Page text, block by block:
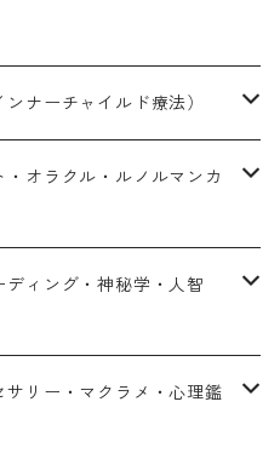
ナーチャイルド療法）
制）
オラクル・ルノルマンカ
・予約制）
ィング・神秘学・人智
リー・マクラメ・心理鑑